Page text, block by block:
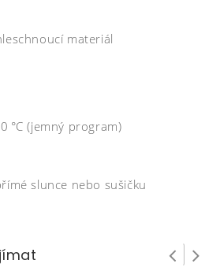
materiál
°C (jemný program)
slunce nebo sušičku